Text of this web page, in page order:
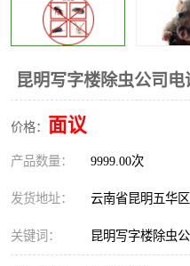
昆明写字楼除虫公司
价格： 面议
产品数量： 9999.00次
发货地址： 云南省昆明五华区
关键词： 昆明写字楼除虫